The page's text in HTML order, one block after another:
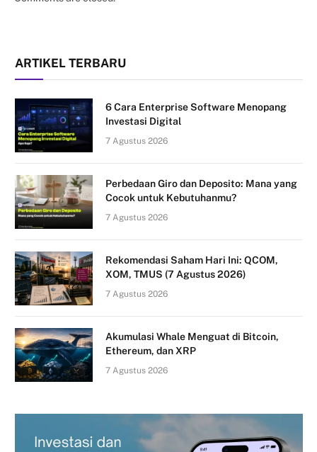
ARTIKEL TERBARU
6 Cara Enterprise Software Menopang
Investasi Digital
7 Agustus 2026
Perbedaan Giro dan Deposito: Mana yang
Cocok untuk Kebutuhanmu?
7 Agustus 2026
Rekomendasi Saham Hari Ini: QCOM,
XOM, TMUS (7 Agustus 2026)
7 Agustus 2026
Akumulasi Whale Menguat di Bitcoin,
Ethereum, dan XRP
7 Agustus 2026